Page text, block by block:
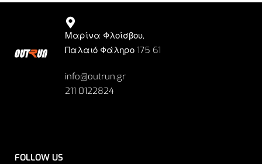
Μαρίνα Φλοίσβου,
Παλαιό Φάληρο 175 61
info@outrun.gr
211 0122824
FOLLOW US